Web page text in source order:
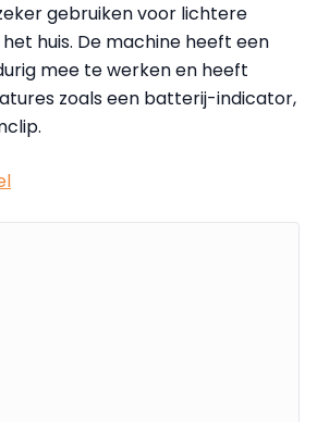
gebruiken voor lichtere
huis. De machine heeft een
mee te werken en heeft
zoals een batterij-indicator,